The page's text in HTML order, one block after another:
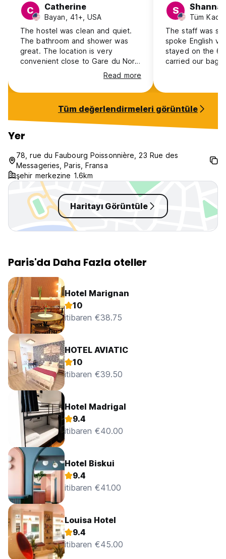
C Catherine
Bayan, 41+, USA
The hostel was clean and quiet.
The bathroom and shower was
great. The location is very
convenient close to Gare du Nord
and metro stop (that was closed).
It is about 30 mins walk from Notre
Dame. Check in staff were very
staff were a bit unfriendly. The
rooms are a bit old. Overall great
stay and would recommend for
families on a budget. I stayed
(single mom) with two teenaged
boys. Worked well for us.
Read more
S Shanna
Tüm
The staff was
spoke English
stayed on the
carried our bags
hot chocolate
but safe, clean
Tüm değerlendirmeleri görüntüle
Yer
78, rue du Faubourg Poissonnière, 23 Rue des
Messageries, Paris, Fransa
şehir merkezine 1.6km
Haritayı Görüntüle
Paris'da Daha Fazla oteller
Hotel Marignan
10
itibaren €38.75
HOTEL AVIATIC
10
itibaren €39.50
Hotel Madrigal
9.4
itibaren €40.00
Hotel Biskui
9.4
itibaren €41.00
Louisa Hotel
9.4
itibaren €45.00